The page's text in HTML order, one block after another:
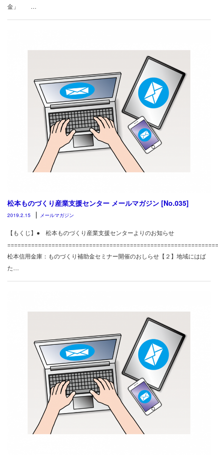
金」 …
松本ものづくり産業支援センター メールマガジン [No.035]
2019.2.15 メールマガジン
【もくじ】● 松本ものづくり産業支援センターよりのお知らせ
松本信用金庫：ものづくり補助金セミナー開催のおしらせ【２】地域にはば
た…